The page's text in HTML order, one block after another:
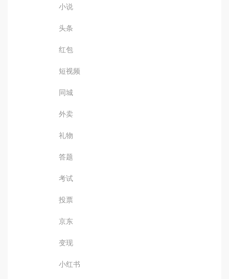
小说
头条
红包
短视频
同城
外卖
礼物
答题
考试
投票
京东
变现
小红书